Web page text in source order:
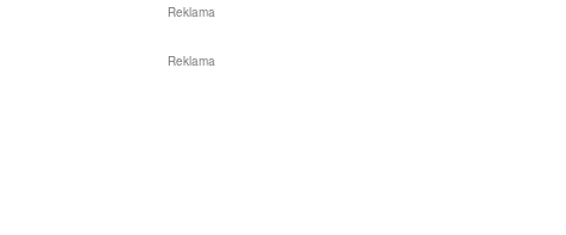
Reklama
Reklama